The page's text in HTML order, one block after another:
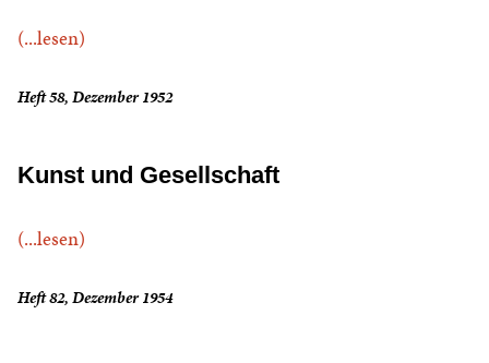
(...lesen)
Heft 58, Dezember 1952
Kunst und Gesellschaft
(...lesen)
Heft 82, Dezember 1954